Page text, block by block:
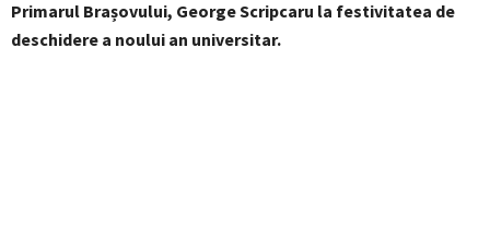
Primarul Brașovului, George Scripcaru la festivitatea de
deschidere a noului an universitar.